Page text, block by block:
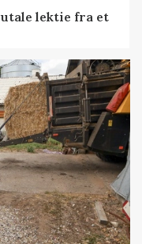
lektie fra et